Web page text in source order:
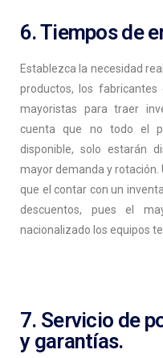
6. Tiempos de
Establezca la necesidad
productos, los
mayoristas para traer
cuenta que no todo el
disponible, solo estarán
mayor demanda y rotación.
que el contar con un
descuentos, pues el
nacionalizado los equipos
7. Servicio de
y garantías.